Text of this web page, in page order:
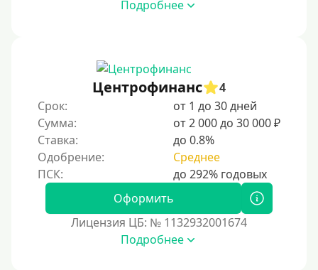
Подробнее
Центрофинанс
4
Срок:
от 1 до 30 дней
Сумма:
от 2 000 до 30 000 ₽
Ставка:
до 0.8%
Одобрение:
Среднее
Оформить
Лицензия ЦБ: № 1132932001674
Подробнее